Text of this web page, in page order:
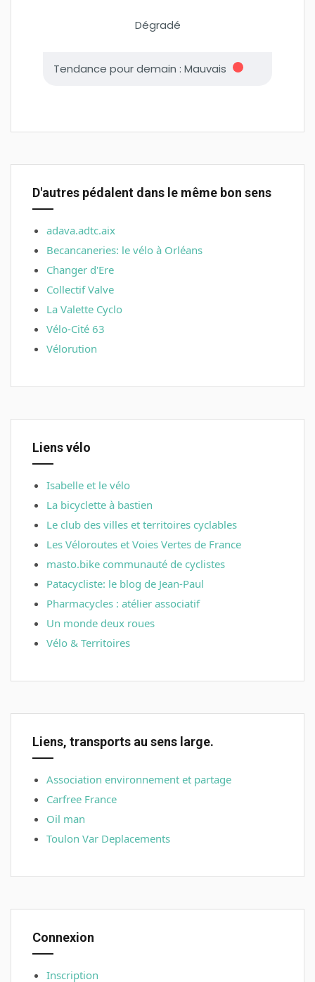
D'autres pédalent dans le même bon sens
adava.adtc.aix
Becancaneries: le vélo à Orléans
Changer d'Ere
Collectif Valve
La Valette Cyclo
Vélo-Cité 63
Vélorution
Liens vélo
Isabelle et le vélo
La bicyclette à bastien
Le club des villes et territoires cyclables
Les Véloroutes et Voies Vertes de France
masto.bike communauté de cyclistes
Patacycliste: le blog de Jean-Paul
Pharmacycles : atélier associatif
Un monde deux roues
Vélo & Territoires
Liens, transports au sens large.
Association environnement et partage
Carfree France
Oil man
Toulon Var Deplacements
Connexion
Inscription